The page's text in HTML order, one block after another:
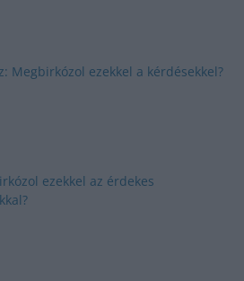
Megbirkózol ezekkel a kérdésekkel?
ezekkel az érdekes